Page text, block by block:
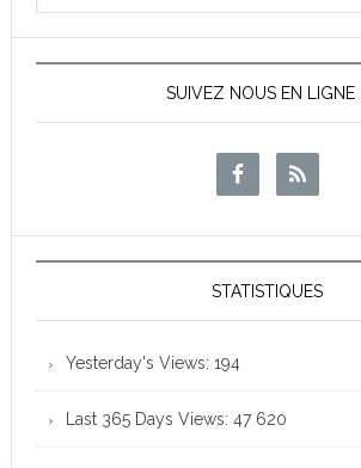
News
SUIVEZ NOUS EN LIGNE …
STATISTIQUES
Yesterday's Views: 194
Last 365 Days Views: 47 620